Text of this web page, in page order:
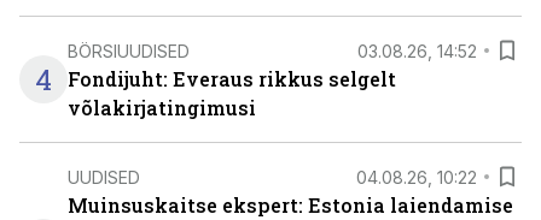
4
BÖRSIUUDISED 03.08.26, 14:52
Fondijuht: Everaus rikkus selgelt
võlakirjatingimusi
UUDISED 04.08.26, 10:22
Muinsuskaitse ekspert: Estonia laiendamise